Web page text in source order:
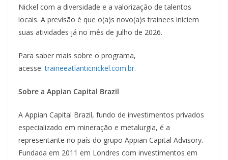
Nickel com a diversidade e a valorização de talentos
locais. A previsão é que o(a)s novo(a)s trainees iniciem
suas atividades já no mês de julho de 2026.
Para saber mais sobre o programa,
acesse:traineeatlanticnickel.com.br.
Sobre a Appian Capital Brazil
A Appian Capital Brazil, fundo de investimentos privados
especializado em mineração e metalurgia, é a
representante no país do grupo Appian Capital Advisory.
Fundada em 2011 em Londres com investimentos em